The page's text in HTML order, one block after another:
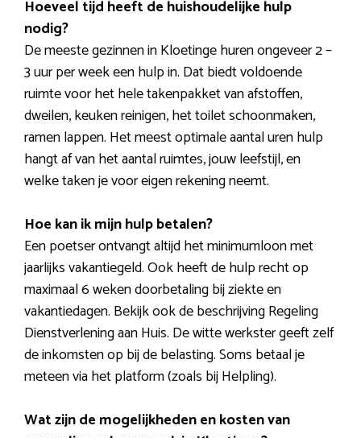
Hoeveel tijd heeft de huishoudelijke hulp
nodig?
De meeste gezinnen in Kloetinge huren ongeveer 2 –
3 uur per week een hulp in. Dat biedt voldoende
ruimte voor het hele takenpakket van afstoffen,
dweilen, keuken reinigen, het toilet schoonmaken,
ramen lappen. Het meest optimale aantal uren hulp
hangt af van het aantal ruimtes, jouw leefstijl, en
welke taken je voor eigen rekening neemt.
Hoe kan ik mijn hulp betalen?
Een poetser ontvangt altijd het minimumloon met
jaarlijks vakantiegeld. Ook heeft de hulp recht op
maximaal 6 weken doorbetaling bij ziekte en
vakantiedagen. Bekijk ook de beschrijving Regeling
Dienstverlening aan Huis. De witte werkster geeft zelf
de inkomsten op bij de belasting. Soms betaal je
meteen via het platform (zoals bij Helpling).
Wat zijn de mogelijkheden en kosten van